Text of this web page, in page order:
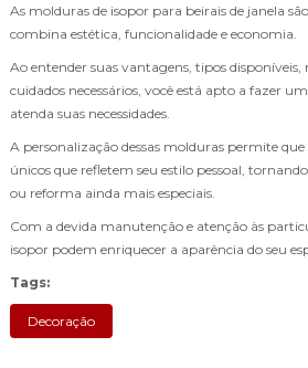
As molduras de isopor para beirais de janela
combina estética, funcionalidade e economia.
Ao entender suas vantagens, tipos disponíveis,
cuidados necessários, você está apto a fazer
atenda suas necessidades.
A personalização dessas molduras permite
únicos que refletem seu estilo pessoal,
ou reforma ainda mais especiais.
Com a devida manutenção e atenção às
isopor podem enriquecer a aparência do seu
Tags:
Decoração